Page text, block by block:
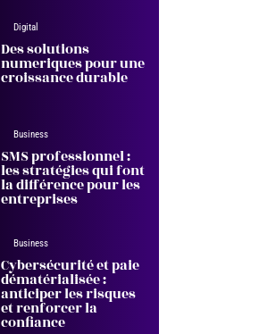
Digital
Des solutions
numeriques pour une
croissance durable
Business
SMS professionnel :
les stratégies qui font
la différence pour les
entreprises
Business
Cybersécurité et paie
dématérialisée :
anticiper les risques
et renforcer la
confiance